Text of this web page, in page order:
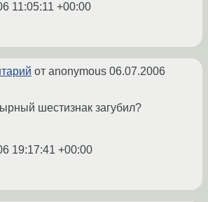
11:05:11 +00:00
от anonymous 06.07.2006
шестизнак загубил?
19:17:41 +00:00